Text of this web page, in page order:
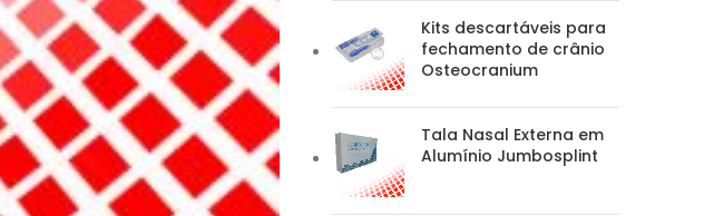
Kits descartáveis para
fechamento de crânio
Osteocranium
Tala Nasal Externa em
Alumínio Jumbosplint